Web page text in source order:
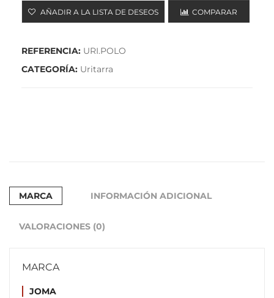
AÑADIR A LA LISTA DE DESEOS COMPARAR
REFERENCIA: URI.POLO
CATEGORÍA: Uritarra
MARCA INFORMACIÓN ADICIONAL
VALORACIONES (0)
MARCA
JOMA